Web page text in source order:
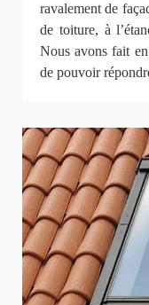
ravalement de
de toiture, à
Nous avons fait
de pouvoir